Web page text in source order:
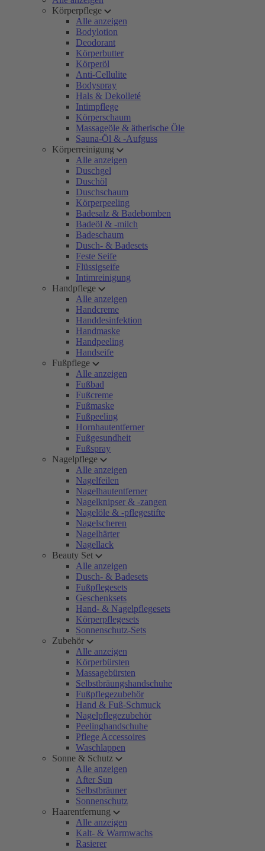
Körperpflege
Alle anzeigen
Bodylotion
Deodorant
Körperbutter
Körperöl
Anti-Cellulite
Bodyspray
Hals & Dekolleté
Intimpflege
Körperschaum
Massageöle & ätherische Öle
Sauna-Öl & -Aufguss
Körperreinigung
Alle anzeigen
Duschgel
Duschöl
Duschschaum
Körperpeeling
Badesalz & Badebomben
Badeöl & -milch
Badeschaum
Dusch- & Badesets
Feste Seife
Flüssigseife
Intimreinigung
Handpflege
Alle anzeigen
Handcreme
Handdesinfektion
Handmaske
Handpeeling
Handseife
Fußpflege
Alle anzeigen
Fußbad
Fußcreme
Fußmaske
Fußpeeling
Hornhautentferner
Fußgesundheit
Fußspray
Nagelpflege
Alle anzeigen
Nagelfeilen
Nagelhautentferner
Nagelknipser & -zangen
Nagelöle & -pflegestifte
Nagelscheren
Nagelhärter
Nagellack
Beauty Set
Alle anzeigen
Dusch- & Badesets
Fußpflegesets
Geschenksets
Hand- & Nagelpflegesets
Körperpflegesets
Sonnenschutz-Sets
Zubehör
Alle anzeigen
Körperbürsten
Massagebürsten
Selbstbräungshandschuhe
Fußpflegezubehör
Hand & Fuß-Schmuck
Nagelpflegezubehör
Peelinghandschuhe
Pflege Accessoires
Waschlappen
Sonne & Schutz
Alle anzeigen
After Sun
Selbstbräuner
Sonnenschutz
Haarentfernung
Alle anzeigen
Kalt- & Warmwachs
Rasierer